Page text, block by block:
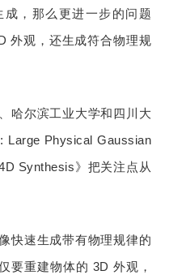
，那么更进一步的问题
外观，还生成符合物理规
哈尔滨工业大学和四川大
Large Physical Gaussian
Synthesis》把关注点从
快速生成带有物理规律的
要重建物体的 3D 外观，